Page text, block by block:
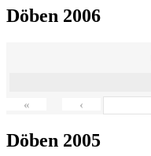
Döben 2006
« ‹
Döben 2005